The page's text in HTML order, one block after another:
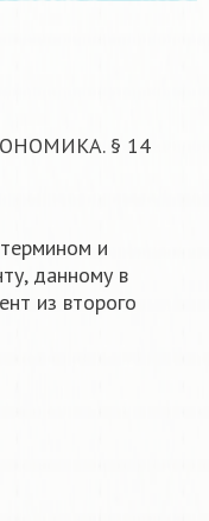
§ 14
и
данному в
из второго